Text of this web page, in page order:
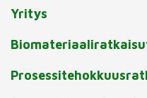
Yritys